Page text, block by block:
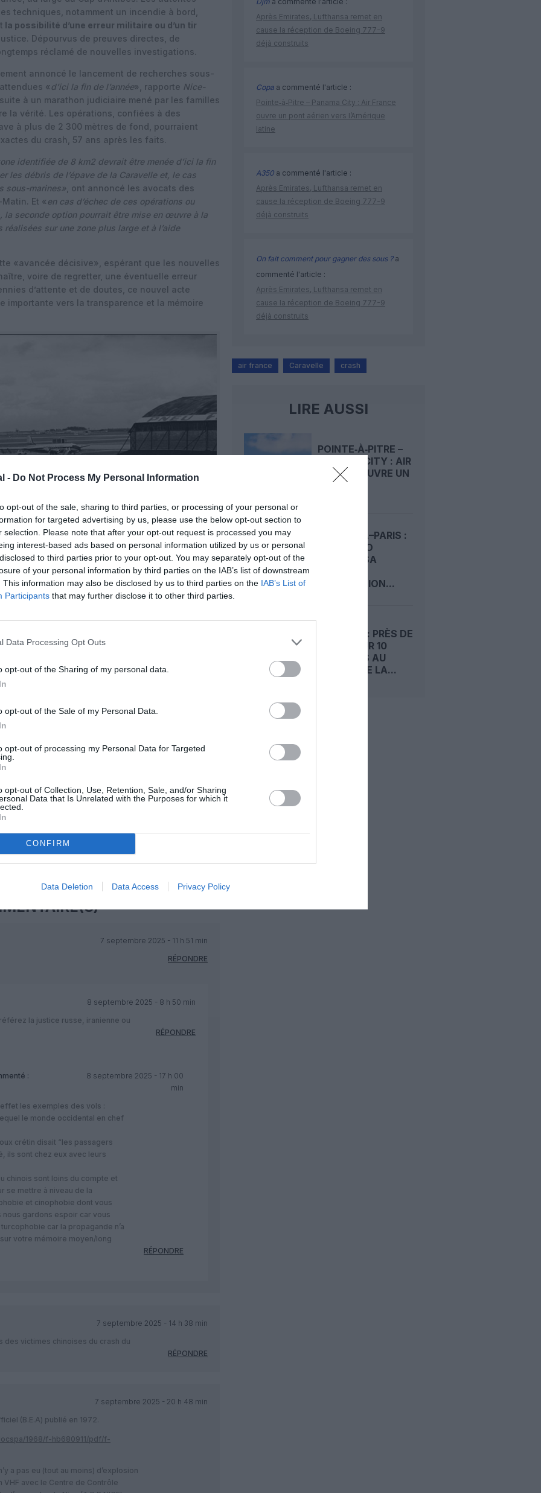
- Do Not Process My Personal Information
opt-out of the sale, sharing to third parties, or processing of your personal or
for targeted advertising by us, please use the below opt-out section to
selection. Please note that after your opt-out request is processed you may
interest-based ads based on personal information utilized by us or personal
to third parties prior to your opt-out. You may separately opt-out of the
of your personal information by third parties on the IAB’s list of downstream
This information may also be disclosed by us to third parties on the IAB’s List of
Participants that may further disclose it to other third parties.
Data Processing Opt Outs
opt-out of the Sharing of my personal data.
opt-out of the Sale of my Personal Data.
opt-out of processing my Personal Data for Targeted
opt-out of Collection, Use, Retention, Sale, and/or Sharing
Data that Is Unrelated with the Purposes for which it
CONFIRM
Data Deletion Data Access Privacy Policy
techniques, notamment un incendie à bord,
la possibilité d’une erreur militaire ou d’un tir
Dépourvus de preuves directes, de
réclamé de nouvelles investigations.
annoncé le lancement de recherches sous-
« d’ici la fin de l’année», rapporte Nice-
à un marathon judiciaire mené par les familles
la vérité. Les opérations, confiées à des
à plus de 2 300 mètres de fond, pourraient
du crash, 57 ans après les faits.
identifiée de 8 km2 devrait être menée d’ici la fin
les débris de l’épave de la Caravelle et, le cas
sous-marines» , ont annoncé les avocats des
Et « en cas d’échec de ces opérations ou
la seconde option pourrait être mise en œuvre à la
sur une zone plus large et à l’aide
«avancée décisive», espérant que les nouvelles
voire de regretter, une éventuelle erreur
d’attente et de doutes, ce nouvel acte
importante vers la transparence et la mémoire
apprécié l’article ?
SOUTENIR
7 septembre 2025 - 11 h 51 min
RÉPONDRE
8 septembre 2025 - 8 h 50 min
la justice russe, iranienne ou
RÉPONDRE
:
8 septembre 2025 - 17 h 00
min
les exemples des vols :
le monde occidental en chef
crétin disait “les passagers
ils sont chez eux avec leurs
chinois sont loins du compte et
se mettre à niveau de la
et cinophobie dont vous
nous gardons espoir car vous
car la propagande n’a
votre mémoire moyen/long
RÉPONDRE
7 septembre 2025 - 14 h 38 min
des victimes chinoises du crash du
RÉPONDRE
7 septembre 2025 - 20 h 48 min
(B.E.A) publié en 1972.
1968/f-hb680911/pdf/f-
a pas eu (tout au moins) d’explosion
VHF avec le Centre de Contrôle
Après Emirates, Lufthansa remet en
cause la réception de Boeing 777-9
déjà construits
Copa a commenté l'article :
Pointe‑à‑Pitre – Panama City : Air France
ouvre un pont aérien vers l’Amérique
latine
A350 a commenté l'article :
Après Emirates, Lufthansa remet en
cause la réception de Boeing 777-9
déjà construits
On fait comment pour gagner des sous ?a
commenté l'article :
Après Emirates, Lufthansa remet en
cause la réception de Boeing 777-9
déjà construits
air france Caravelle crash
LIRE AUSSI
POINTE‑À‑PITRE –
PANAMA CITY : AIR
FRANCE OUVRE UN
PONT...
KINSHASA–PARIS :
AIR CONGO
PRÉPARE SA
DESTINATION...
ÉTÉ 2026 : PRÈS DE
4 VOLS SUR 10
RETARDÉS AU
DÉPART DE LA...